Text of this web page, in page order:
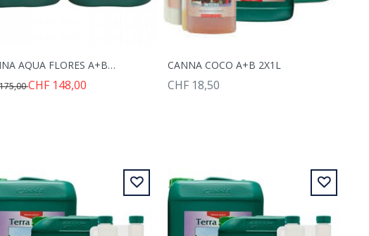
CANNA AQUA FLORES A+B 2X20L
CHF 148,00
CANNA COCO A+B 2X1L
CHF 18,50